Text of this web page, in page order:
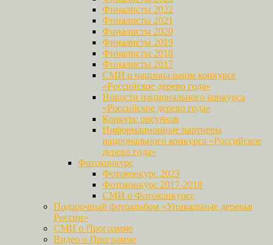
Финалисты 2022
Финалисты 2021
Финалисты 2020
Финалисты 2019
Финалисты 2018
Финалисты 2017
СМИ о национальном конкурсе
«Российское дерево года»
Новости национального конкурса
«Российское дерево года»
Конкурс рисунков
Информационные партнеры
национального конкурса «Российское
дерево года»
Фотоконкурс
Фотоконкурс 2023
Фотоконкурс 2017-2018
СМИ о Фотоконкурсе
Подарочный фотоальбом «Уникальные деревья
России»
СМИ о Программе
Видео о Программе